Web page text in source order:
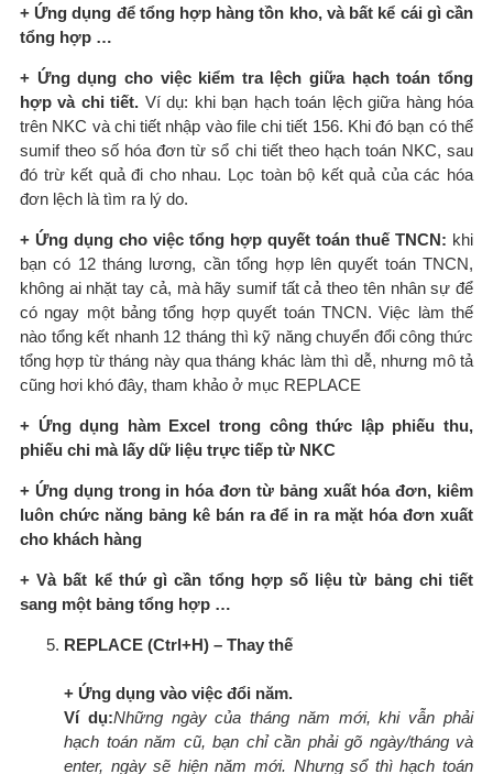
+ Ứng dụng để tổng hợp hàng tồn kho, và bất kể cái gì cần
tổng hợp …
+ Ứng dụng cho việc kiểm tra lệch giữa hạch toán tổng
hợp và chi tiết. Ví dụ: khi bạn hạch toán lệch giữa hàng hóa
trên NKC và chi tiết nhập vào file chi tiết 156. Khi đó bạn có thể
sumif theo số hóa đơn từ sổ chi tiết theo hạch toán NKC, sau
đó trừ kết quả đi cho nhau. Lọc toàn bộ kết quả của các hóa
đơn lệch là tìm ra lý do.
+ Ứng dụng cho việc tổng hợp quyết toán thuế TNCN: khi
bạn có 12 tháng lương, cần tổng hợp lên quyết toán TNCN,
không ai nhặt tay cả, mà hãy sumif tất cả theo tên nhân sự để
có ngay một bảng tổng hợp quyết toán TNCN. Việc làm thế
nào tổng kết nhanh 12 tháng thì kỹ năng chuyển đổi công thức
tổng hợp từ tháng này qua tháng khác làm thì dễ, nhưng mô tả
cũng hơi khó đây, tham khảo ở mục REPLACE
+ Ứng dụng hàm Excel trong công thức lập phiếu thu,
phiếu chi mà lấy dữ liệu trực tiếp từ NKC
+ Ứng dụng trong in hóa đơn từ bảng xuất hóa đơn, kiêm
luôn chức năng bảng kê bán ra để in ra mặt hóa đơn xuất
cho khách hàng
+ Và bất kể thứ gì cần tổng hợp số liệu từ bảng chi tiết
sang một bảng tổng hợp …
REPLACE (Ctrl+H) – Thay thế
+ Ứng dụng vào việc đổi năm.
Ví dụ:Những ngày của tháng năm mới, khi vẫn phải
hạch toán năm cũ, bạn chỉ cần phải gõ ngày/tháng và
enter, ngày sẽ hiện năm mới. Nhưng sổ thì hạch toán